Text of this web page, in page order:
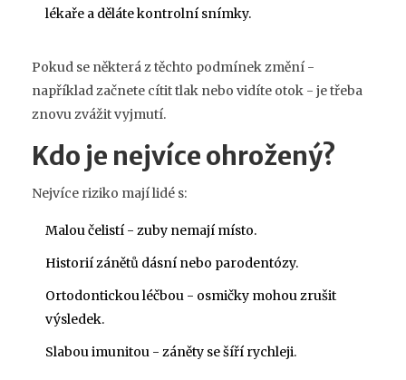
lékaře a děláte kontrolní snímky.
Pokud se některá z těchto podmínek změní -
například začnete cítit tlak nebo vidíte otok - je třeba
znovu zvážit vyjmutí.
Kdo je nejvíce ohrožený?
Nejvíce riziko mají lidé s:
Malou čelistí - zuby nemají místo.
Historií zánětů dásní nebo parodentózy.
Ortodontickou léčbou - osmičky mohou zrušit
výsledek.
Slabou imunitou - záněty se šíří rychleji.